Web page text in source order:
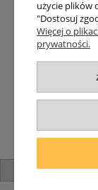
Dostawa
Czas wysyłki
Dostawa
Śledzenie
Śledzenie
Shipping
Lampomat
użycie plików
"Dostosuj
Więcej o
prywatności.